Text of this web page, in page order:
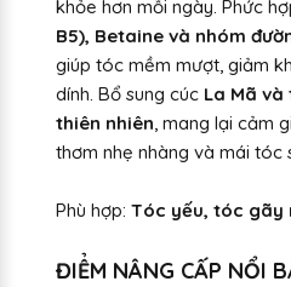
khỏe hơn mỗi ngày. Phức
B5), Betaine và nhóm
giúp tóc mềm mượt, giảm
dính. Bổ sung cúc La Mã và
thiên nhiên, mang lại cảm
thơm nhẹ nhàng và mái tóc
Phù hợp: Tóc yếu, tóc gãy
ĐIỂM NÂNG CẤP NỔI